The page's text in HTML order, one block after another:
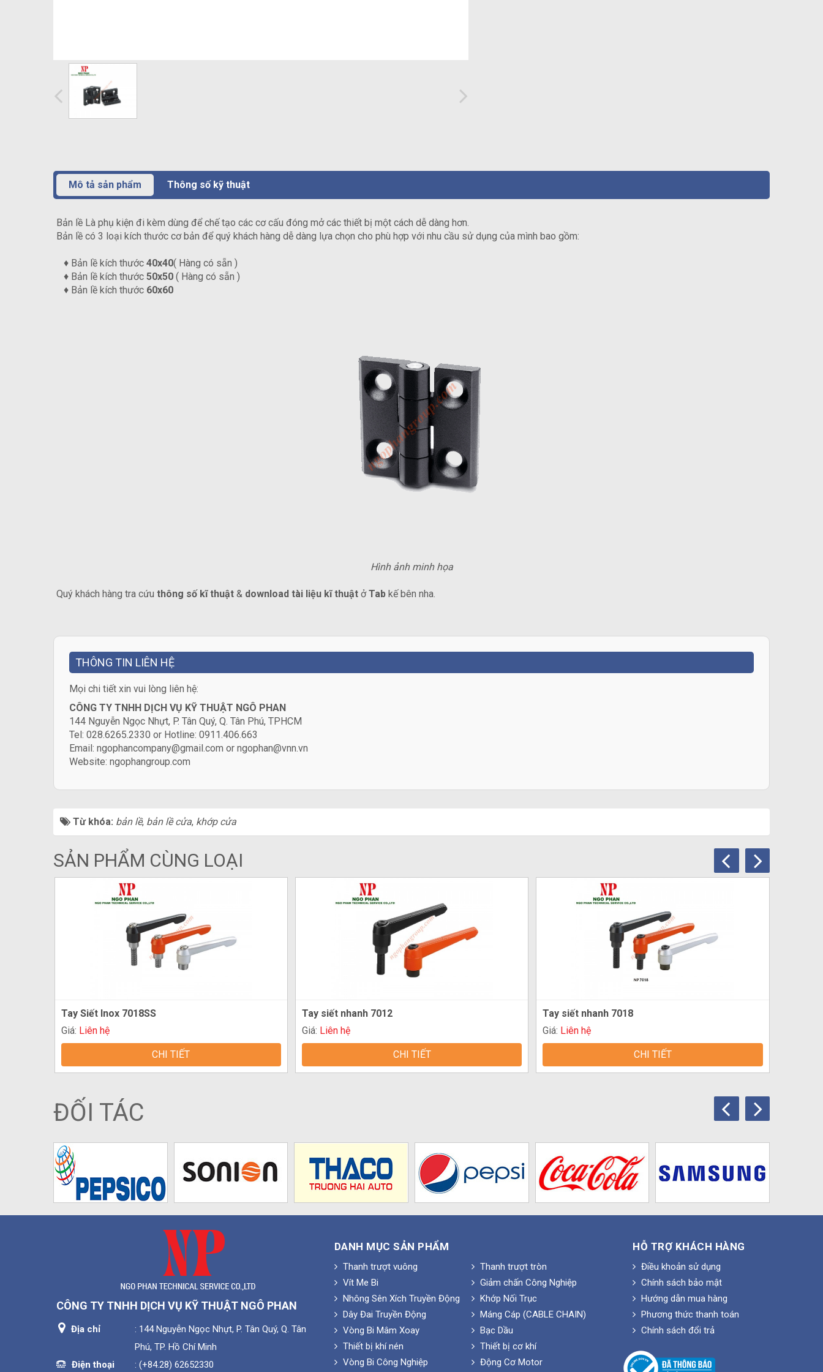
Mô tả sản phẩm Thông số kỹ thuật
Bản lề Là phụ kiện đi kèm dùng để chế tạo các cơ cấu đóng mở các thiết bị một cách dễ dàng hơn.
Bản lề có 3 loại kích thước cơ bản để quý khách hàng dễ dàng lựa chọn cho phù hợp với nhu cầu sử dụng của mình bao gồm:
♦ Bản lề kích thước 40x40( Hàng có sẵn )
♦ Bản lề kích thước 50x50 ( Hàng có sẵn )
♦ Bản lề kích thước 60x60
Hình ảnh minh họa
Quý khách hàng tra cứu thông số kĩ thuật & download tài liệu kĩ thuật ởTab kế bên nha.
THÔNG TIN LIÊN HỆ
​Mọi chi tiết xin vui lòng liên hệ:
CÔNG TY TNHH DỊCH VỤ KỸ THUẬT NGÔ PHAN
144 Nguyễn Ngọc Nhựt, P. Tân Quý, Q. Tân Phú, TPHCM
Tel: 028.6265.2330 or Hotline: 0911.406.663
Email: ngophancompany@gmail.com or ngophan@vnn.vn
Website: ngophangroup.com
Từ khóa: bản lề, bản lề cửa, khớp cửa
SẢN PHẨM CÙNG LOẠI
Tay Siết Inox 7018SS
Giá: Liên hệ
CHI TIẾT
Tay siết nhanh 7012
Giá: Liên hệ
CHI TIẾT
Tay siết nhanh 7018
Giá: Liên hệ
CHI TIẾT
ĐỐI TÁC
CÔNG TY TNHH DỊCH VỤ KỸ THUẬT NGÔ PHAN
Địa chỉ
: 144 Nguyễn Ngọc Nhựt, P. Tân Quý, Q. Tân
Phú, TP. Hồ Chí Minh
Điện thoại
: (+84.28) 62652330
DANH MỤC SẢN PHẨM
Thanh trượt vuông
Thanh trượt tròn
Vít Me Bi
Giảm chấn Công Nghiệp
Nhông Sên Xích Truyền Động
Khớp Nối Trục
Dây Đai Truyền Động
Máng Cáp (CABLE CHAIN)
Vòng Bi Mâm Xoay
Bạc Dầu
Thiết bị khí nén
Thiết bị cơ khí
Vòng Bi Công Nghiệp
Động Cơ Motor
HỖ TRỢ KHÁCH HÀNG
Điều khoản sử dụng
Chính sách bảo mật
Hướng dẫn mua hàng
Phương thức thanh toán
Chính sách đổi trả